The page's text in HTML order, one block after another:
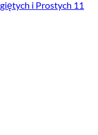
i Prostych 11